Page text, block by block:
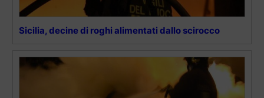
Sicilia, decine di roghi alimentati dallo scirocco